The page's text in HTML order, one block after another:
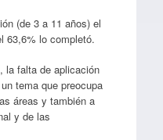
(de 3 a 11 años) el
63,6% lo completó.
la falta de aplicación
tema que preocupa
áreas y también a
y de las